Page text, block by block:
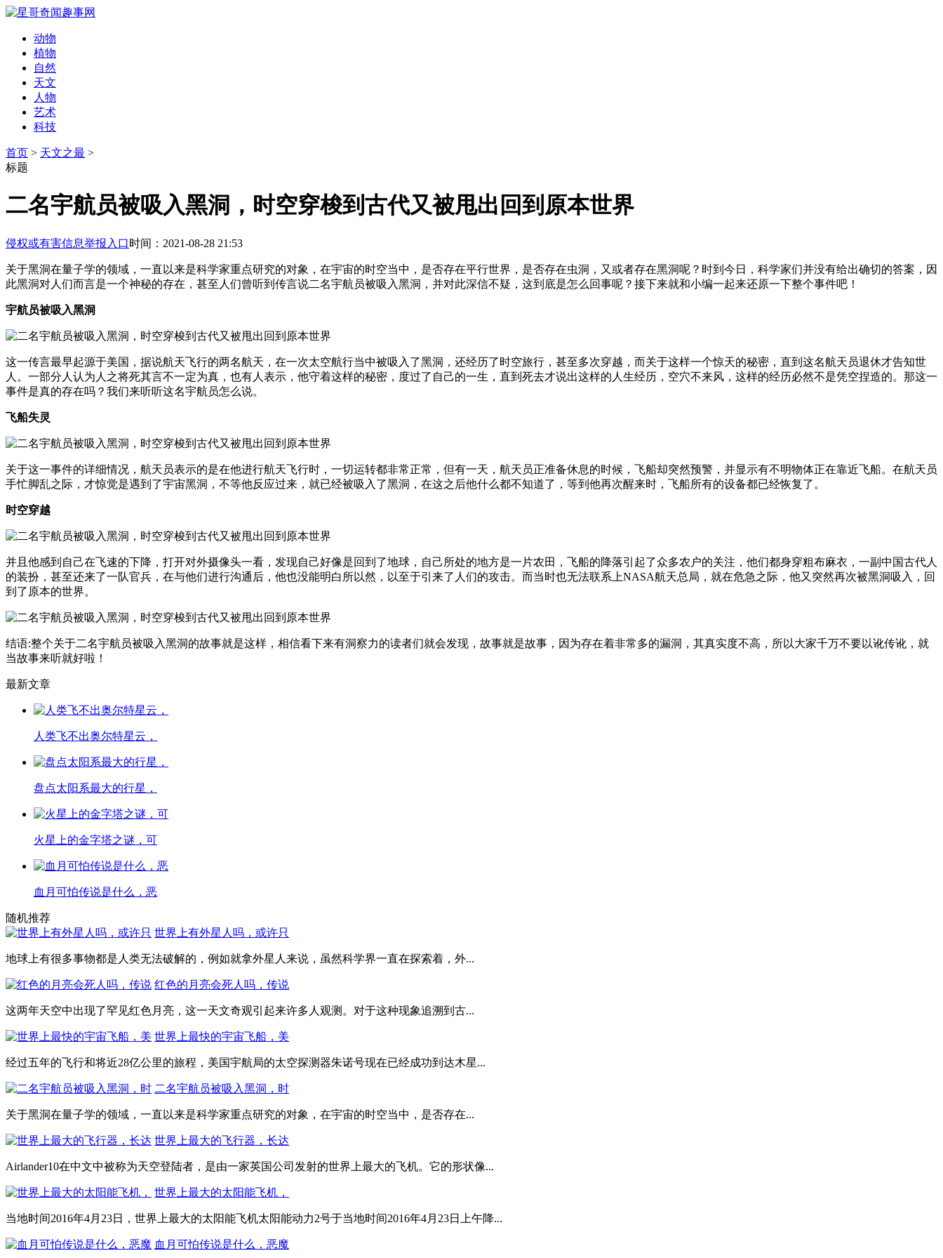
动物
植物
自然
天文
人物
艺术
科技
首页 > 天文之最 >
标题
二名宇航员被吸入黑洞，时空穿梭到古代又被甩出回到原本世界
侵权或有害信息举报入口时间：2021-08-28 21:53
关于黑洞在量子学的领域，一直以来是科学家重点研究的对象，在宇宙的时空当中，是否存在平行世界，是否存在虫洞，又或者存在黑洞呢？时到今日，科学家们并没有给出确切的答案，因
此黑洞对人们而言是一个神秘的存在，甚至人们曾听到传言说二名宇航员被吸入黑洞，并对此深信不疑，这到底是怎么回事呢？接下来就和小编一起来还原一下整个事件吧！
宇航员被吸入黑洞
这一传言最早起源于美国，据说航天飞行的两名航天，在一次太空航行当中被吸入了黑洞，还经历了时空旅行，甚至多次穿越，而关于这样一个惊天的秘密，直到这名航天员退休才告知世
人。一部分人认为人之将死其言不一定为真，也有人表示，他守着这样的秘密，度过了自己的一生，直到死去才说出这样的人生经历，空穴不来风，这样的经历必然不是凭空捏造的。那这一
事件是真的存在吗？我们来听听这名宇航员怎么说。
飞船失灵
关于这一事件的详细情况，航天员表示的是在他进行航天飞行时，一切运转都非常正常，但有一天，航天员正准备休息的时候，飞船却突然预警，并显示有不明物体正在靠近飞船。在航天员
手忙脚乱之际，才惊觉是遇到了宇宙黑洞，不等他反应过来，就已经被吸入了黑洞，在这之后他什么都不知道了，等到他再次醒来时，飞船所有的设备都已经恢复了。
时空穿越
并且他感到自己在飞速的下降，打开对外摄像头一看，发现自己好像是回到了地球，自己所处的地方是一片农田，飞船的降落引起了众多农户的关注，他们都身穿粗布麻衣，一副中国古代人
的装扮，甚至还来了一队官兵，在与他们进行沟通后，他也没能明白所以然，以至于引来了人们的攻击。而当时也无法联系上NASA航天总局，就在危急之际，他又突然再次被黑洞吸入，回
到了原本的世界。
结语:整个关于二名宇航员被吸入黑洞的故事就是这样，相信看下来有洞察力的读者们就会发现，故事就是故事，因为存在着非常多的漏洞，其真实度不高，所以大家千万不要以讹传讹，就
当故事来听就好啦！
最新文章
人类飞不出奥尔特星云，
盘点太阳系最大的行星，
火星上的金字塔之谜，可
血月可怕传说是什么，恶
随机推荐
世界上有外星人吗，或许只
地球上有很多事物都是人类无法破解的，例如就拿外星人来说，虽然科学界一直在探索着，外...
红色的月亮会死人吗，传说
这两年天空中出现了罕见红色月亮，这一天文奇观引起来许多人观测。对于这种现象追溯到古...
世界上最快的宇宙飞船，美
经过五年的飞行和将近28亿公里的旅程，美国宇航局的太空探测器朱诺号现在已经成功到达木星...
二名宇航员被吸入黑洞，时
关于黑洞在量子学的领域，一直以来是科学家重点研究的对象，在宇宙的时空当中，是否存在...
世界上最大的飞行器，长达
Airlander10在中文中被称为天空登陆者，是由一家英国公司发射的世界上最大的飞机。它的形状像...
世界上最大的太阳能飞机，
当地时间2016年4月23日，世界上最大的太阳能飞机太阳能动力2号于当地时间2016年4月23日上午降...
血月可怕传说是什么，恶魔